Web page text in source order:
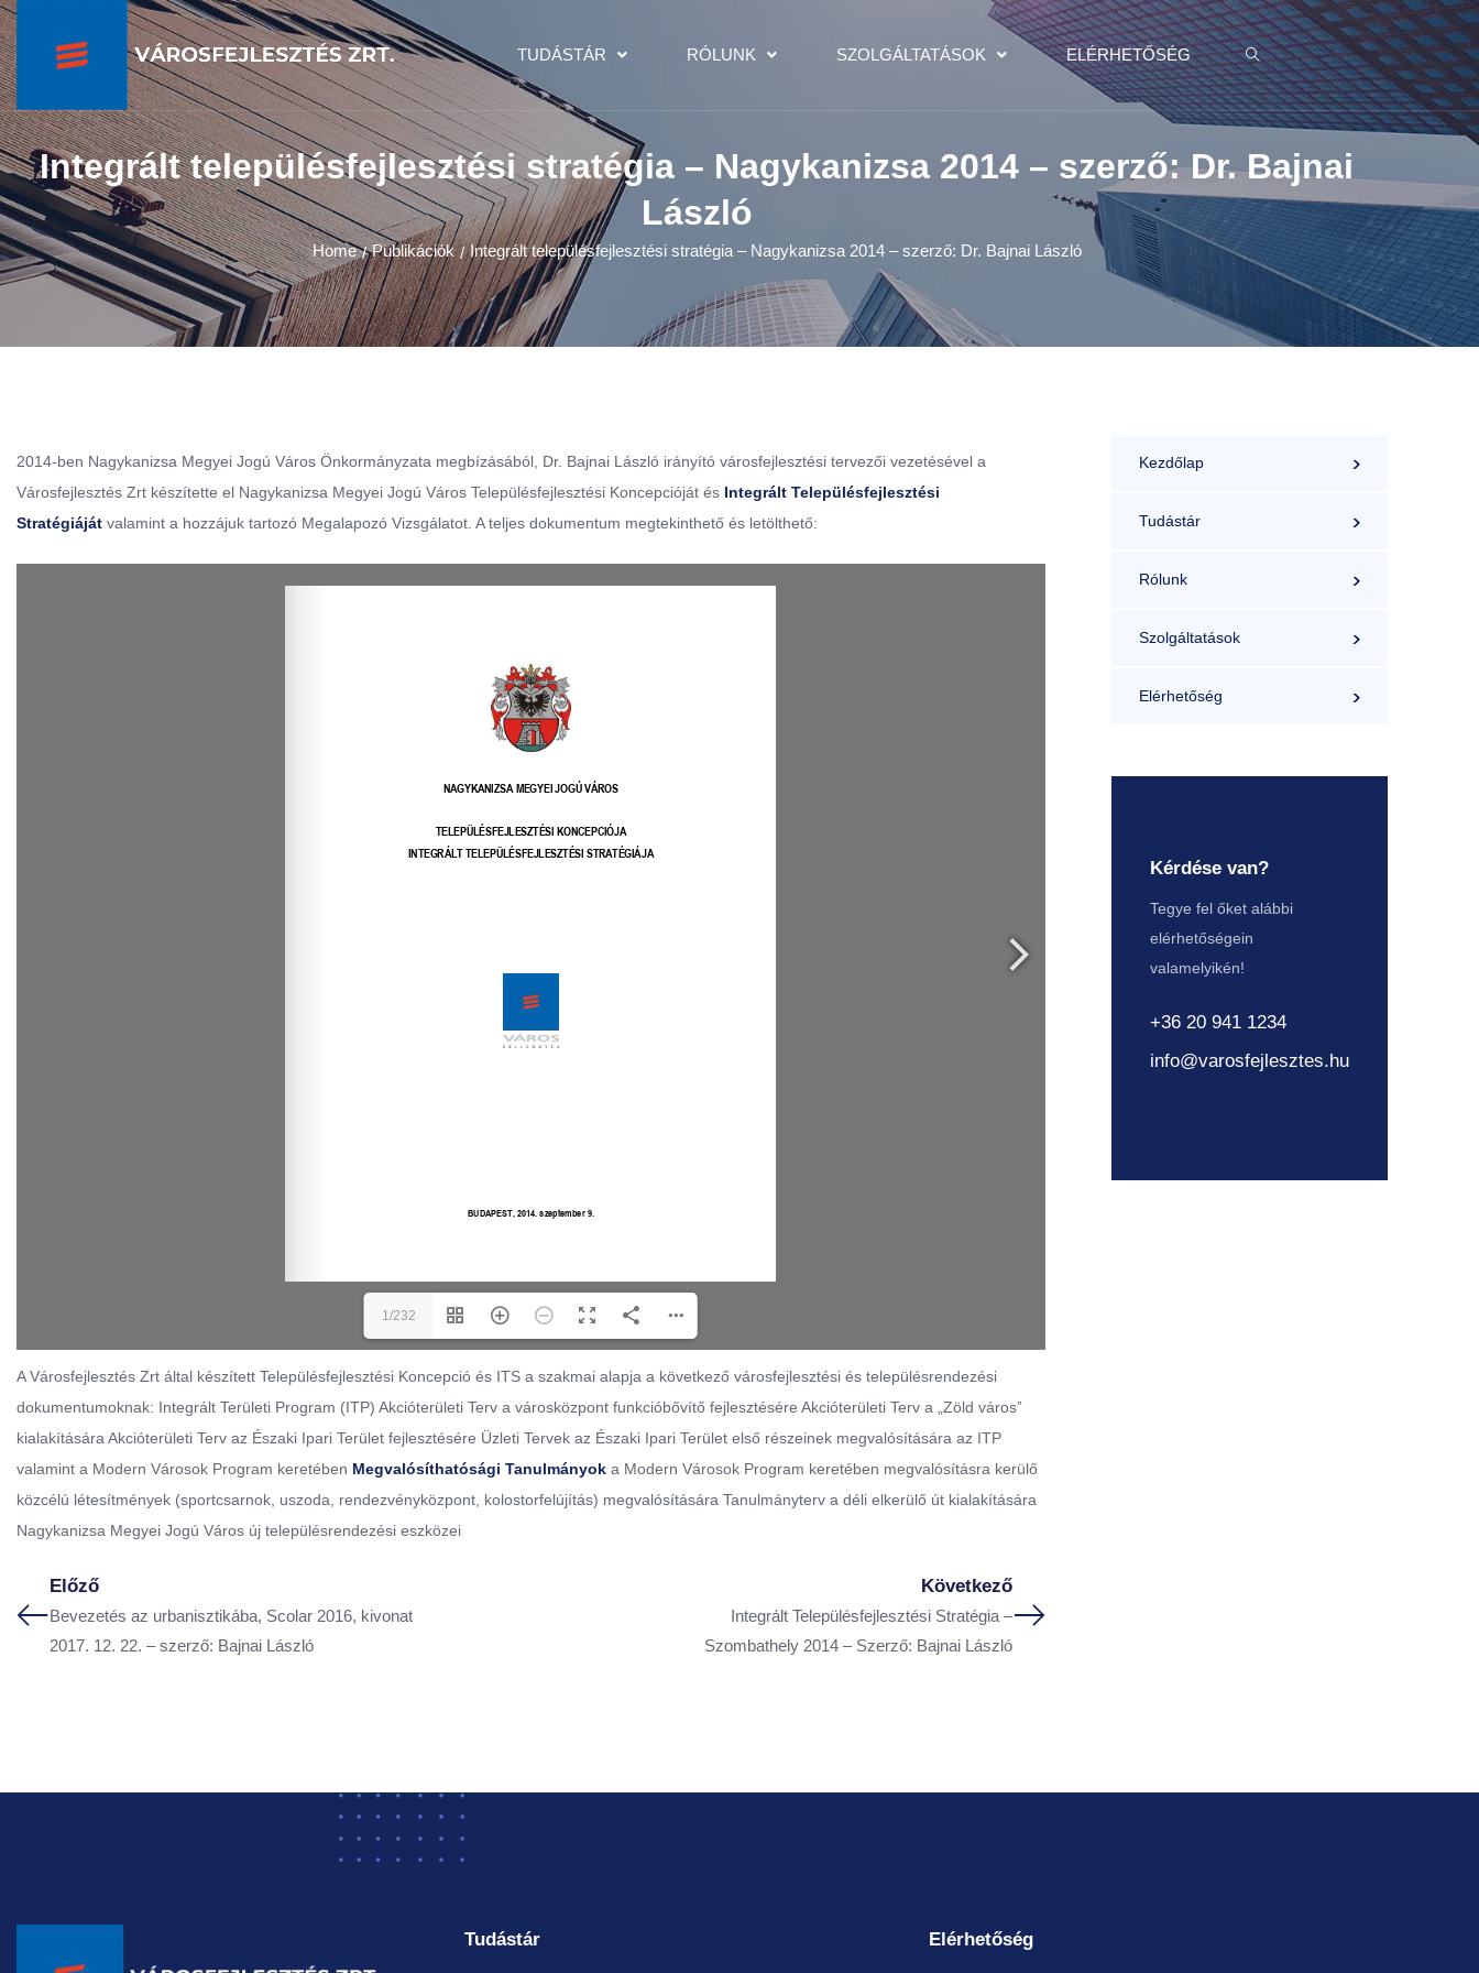
TUDÁSTÁR RÓLUNK SZOLGÁLTATÁSOK ELÉRHETŐSÉG
Integrált településfejlesztési stratégia – Nagykanizsa 2014 – szerző: Dr. Bajnai
László
Home / Publikációk / Integrált településfejlesztési stratégia – Nagykanizsa 2014 – szerző: Dr. Bajnai László
2014-ben Nagykanizsa Megyei Jogú Város Önkormányzata megbízásából, Dr. Bajnai László irányító városfejlesztési tervezői vezetésével a
Városfejlesztés Zrt készítette el Nagykanizsa Megyei Jogú Város Településfejlesztési Koncepcióját és Integrált Településfejlesztési
Stratégiáját valamint a hozzájuk tartozó Megalapozó Vizsgálatot. A teljes dokumentum megtekinthető és letölthető:
1/232
A Városfejlesztés Zrt által készített Településfejlesztési Koncepció és ITS a szakmai alapja a következő városfejlesztési és településrendezési
dokumentumoknak: Integrált Területi Program (ITP) Akcióterületi Terv a városközpont funkcióbővítő fejlesztésére Akcióterületi Terv a „Zöld város”
kialakítására Akcióterületi Terv az Északi Ipari Terület fejlesztésére Üzleti Tervek az Északi Ipari Terület első részeinek megvalósítására az ITP
valamint a Modern Városok Program keretében Megvalósíthatósági Tanulmányok a Modern Városok Program keretében megvalósításra kerülő
közcélú létesítmények (sportcsarnok, uszoda, rendezvényközpont, kolostorfelújítás) megvalósítására Tanulmányterv a déli elkerülő út kialakítására
Nagykanizsa Megyei Jogú Város új településrendezési eszközei
Előző
Bevezetés az urbanisztikába, Scolar 2016, kivonat
2017. 12. 22. – szerző: Bajnai László
Következő
Integrált Településfejlesztési Stratégia –
Szombathely 2014 – Szerző: Bajnai László
Kezdőlap
Tudástár
Rólunk
Szolgáltatások
Elérhetőség
Kérdése van?
Tegye fel őket alábbi
elérhetőségein
valamelyikén!
+36 20 941 1234
info@varosfejlesztes.hu
Tudástár Elérhetőség